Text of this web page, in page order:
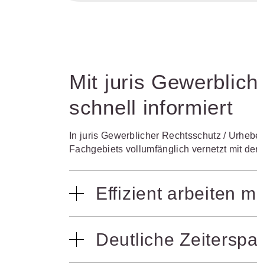
Mit juris
schnell informiert
In juris Gewerblicher Rechtsschutz /
Fachgebiets vollumfänglich vernetzt mit
Effizient arbeiten
Wettbewerbsrecht bis hin zu
weitere angrenzende
Deutliche